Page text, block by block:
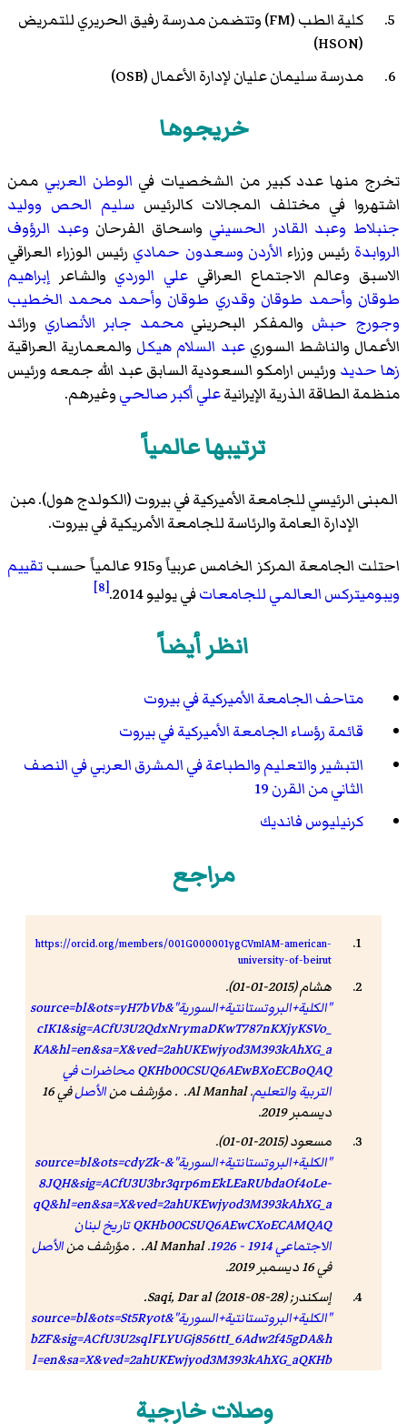
كلية الطب (FM) وتتضمن مدرسة رفيق الحريري للتمريض
(HSON)
مدرسة سليمان عليان لإدارة الأعمال (OSB)
خريجوها
تخرج منها عدد كبير من الشخصيات في الوطن العربي ممن
اشتهروا في مختلف المجالات كالرئيس سليم الحص ووليد
جنبلاط وعبد القادر الحسيني واسحاق الفرحان وعبد الرؤوف
الروابدة رئيس وزراء الأردن وسعدون حمادي رئيس الوزراء العراقي
الاسبق وعالم الاجتماع العراقي علي الوردي والشاعر إبراهيم
طوقان وأحمد طوقان وقدري طوقان وأحمد محمد الخطيب
وجورج حبش والمفكر البحرينيمحمد جابر الأنصاري ورائد
الأعمال والناشط السوريعبد السلام هيكل والمعمارية العراقية
زها حديد ورئيس ارامكو السعودية السابق عبد الله جمعه ورئيس
منظمة الطاقة الذرية الإيرانيةعلي أكبر صالحيوغيرهم.
ترتيبها عالمياً
المبنى الرئيسي للجامعة الأميركية في بيروت (الكولدج هول). مبن
الإدارة العامة والرئاسة للجامعة الأمريكية في بيروت.
احتلت الجامعة المركز الخامس عربياً و915 عالمياً حسب
تقييم
ويبوميتركس العالمي للجامعاتفي يوليو 2014. [8]
انظر أيضاً
متاحف الجامعة الأميركية في بيروت
قائمة رؤساء الجامعة الأميركية في بيروت
التبشير والتعليم والطباعة في المشرق العربي في النصف
الثاني من القرن 19
كرنيليوس فانديك
مراجع
https://orcid.org/members/001G000001ygCVmIAM-american-
university-of-beirut
هشام (2015-01-01).
"الكلية+البروتستانتية+السورية"&source=bl&ots=yH7bVb
cIK1&sig=ACfU3U2QdxNrymaDKwT787nKXjyKSVo_
KA&hl=en&sa=X&ved=2ahUKEwjyod3M393kAhXG_a
QKHb00CSUQ6AEwBXoECBoQAQمحاضرات في
التربية والتعليم. Al Manhal. . مؤرشف من الأصل
في 16
ديسمبر 2019.
مسعود (2015-01-01).
"الكلية+البروتستانتية+السورية"&source=bl&ots=cdyZk-
8JQH&sig=ACfU3U3br3qrp6mEkLEaRUbdaOf4oLe-
qQ&hl=en&sa=X&ved=2ahUKEwjyod3M393kAhXG_a
QKHb00CSUQ6AEwCXoECAMQAQتاريخ لبنان
الاجتماعي 1914 - 1926
. Al Manhal. . مؤرشف من
الأصل
في 16 ديسمبر 2019.
إسكندر; Saqi, Dar al (2018-08-28).
"الكلية+البروتستانتية+السورية"&source=bl&ots=St5Ryot
bZF&sig=ACfU3U2sqlFLYUGj856ttI_6Adw2f45gDA&h
l=en&sa=X&ved=2ahUKEwjyod3M393kAhXG_aQKHb
الأصلفي 16 ديسمبر 2019.
وصلات خارجية